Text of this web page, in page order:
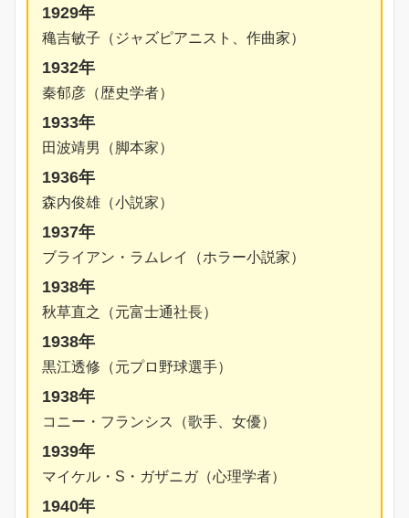
1929年
穐吉敏子（ジャズピアニスト、作曲家）
1932年
秦郁彦（歴史学者）
1933年
田波靖男（脚本家）
1936年
森内俊雄（小説家）
1937年
ブライアン・ラムレイ（ホラー小説家）
1938年
秋草直之（元富士通社長）
1938年
黒江透修（元プロ野球選手）
1938年
コニー・フランシス（歌手、女優）
1939年
マイケル・S・ガザニガ（心理学者）
1940年